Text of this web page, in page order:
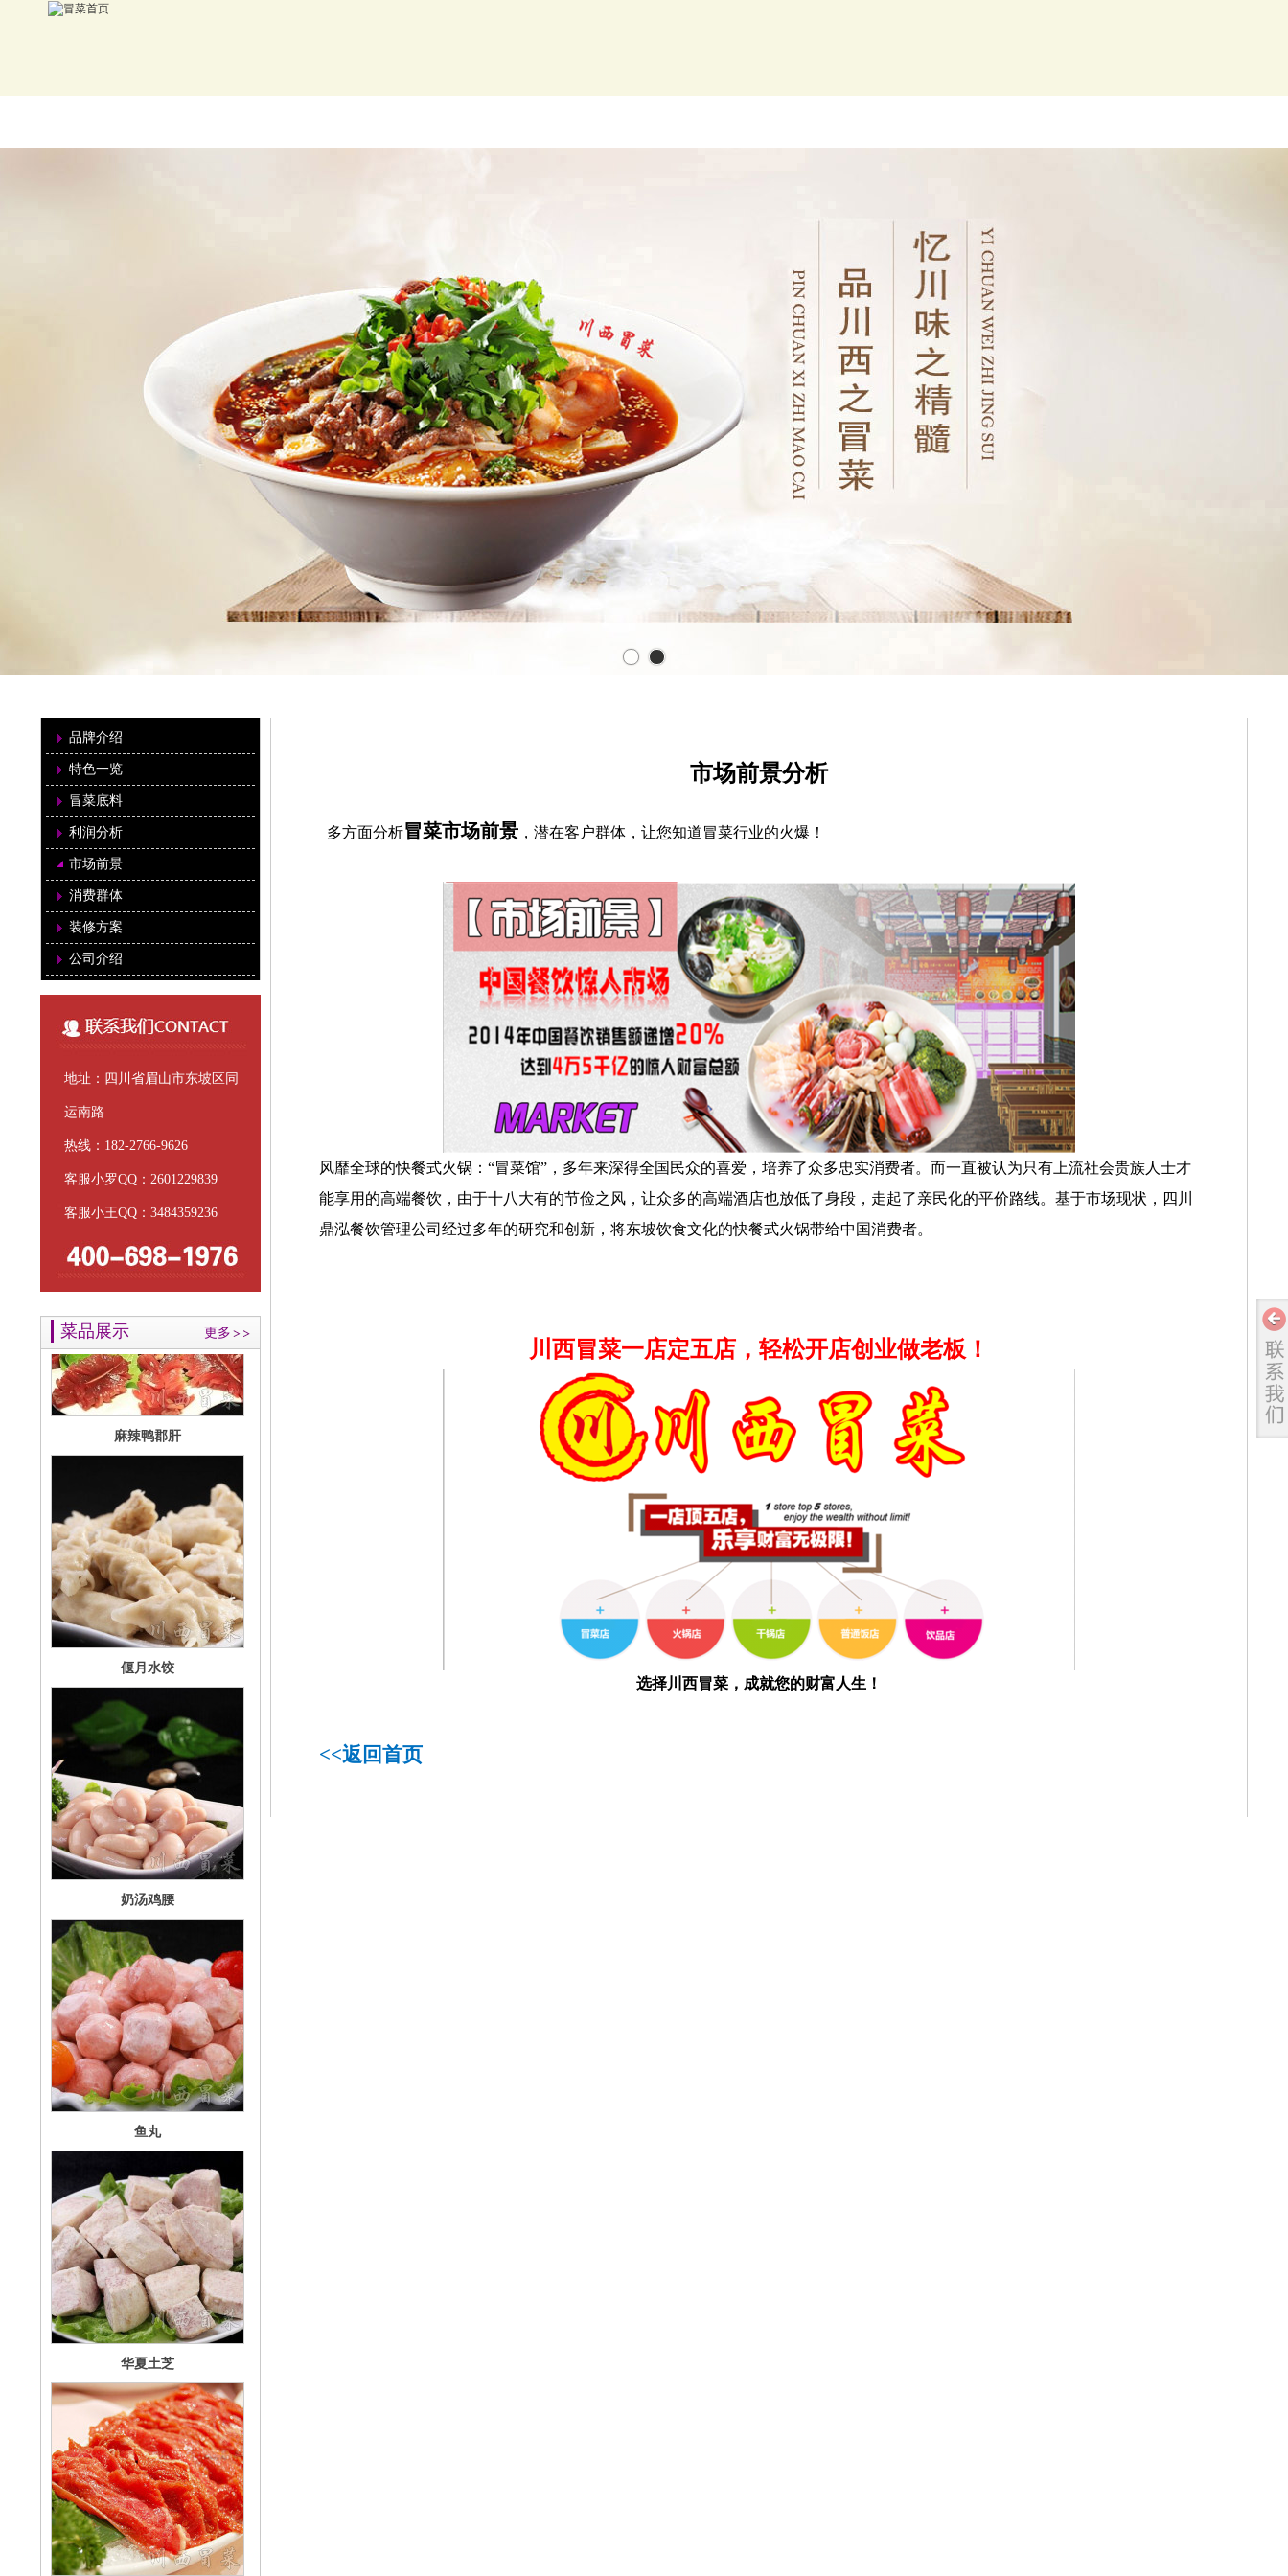
品牌介绍
特色一览
冒菜底料
利润分析
市场前景
消费群体
装修方案
公司介绍
地址：四川省眉山市东坡区同
运南路
热线：182-2766-9626
客服小罗QQ：2601229839
客服小王QQ：3484359236
菜品展示 更多
麻辣牛肉
麻辣鸭郡肝
偃月水饺
奶汤鸡腰
鱼丸
华夏土芝
麻辣牛肉
市场前景分析
多方面分析冒菜市场前景 ，潜在客户群体，让您知道冒菜行业的火爆！
风靡全球的快餐式火锅：“冒菜馆”，多年来深得全国民众的喜爱，培养了众多忠实消费者。而一直被认为只有上流社会贵族人士才
能享用的高端餐饮，由于十八大有的节俭之风，让众多的高端酒店也放低了身段，走起了亲民化的平价路线。基于市场现状，四川
鼎泓餐饮管理公司经过多年的研究和创新，将东坡饮食文化的快餐式火锅带给中国消费者。
川西冒菜一店定五店，轻松开店创业做老板！
选择川西冒菜，成就您的财富人生！
<<返回首页